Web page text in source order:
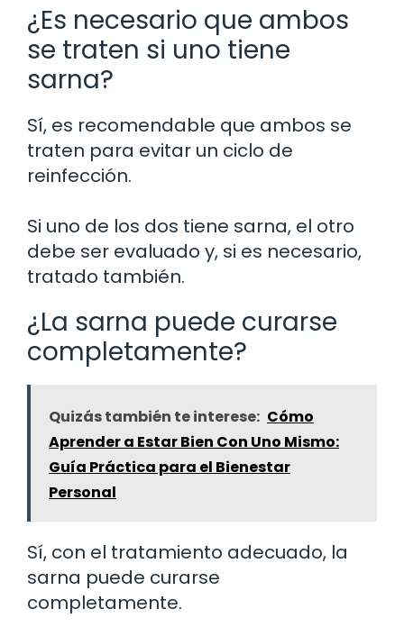
¿Es necesario que ambos
se traten si uno tiene
sarna?
Sí, es recomendable que ambos se
traten para evitar un ciclo de
reinfección.
Si uno de los dos tiene sarna, el otro
debe ser evaluado y, si es necesario,
tratado también.
¿La sarna puede curarse
completamente?
Quizás también te interese: Cómo
Aprender a Estar Bien Con Uno Mismo:
Guía Práctica para el Bienestar
Personal
Sí, con el tratamiento adecuado, la
sarna puede curarse
completamente.